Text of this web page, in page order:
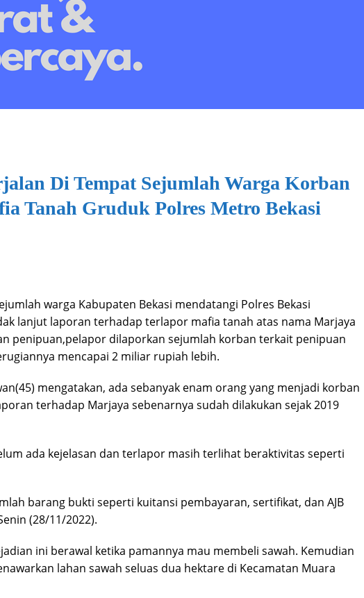
Di Tempat Sejumlah Warga Korban
Tanah Gruduk Polres Metro Bekasi
warga Kabupaten Bekasi mendatangi Polres Bekasi
lanjut laporan terhadap terlapor mafia tanah atas nama Marjaya
penipuan,pelapor dilaporkan sejumlah korban terkait penipuan
mencapai 2 miliar rupiah lebih.
mengatakan, ada sebanyak enam orang yang menjadi korban
terhadap Marjaya sebenarnya sudah dilakukan sejak 2019
ada kejelasan dan terlapor masih terlihat beraktivitas seperti
barang bukti seperti kuitansi pembayaran, sertifikat, dan AJB
(28/11/2022).
ini berawal ketika pamannya mau membeli sawah. Kemudian
lahan sawah seluas dua hektare di Kecamatan Muara